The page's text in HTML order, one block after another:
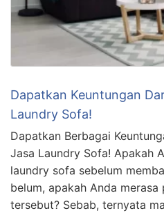
Dapatkan Keuntungan
Laundry Sofa!
Dapatkan Berbagai
Jasa Laundry Sofa! Apakah
laundry sofa sebelum
belum, apakah Anda
tersebut? Sebab, ternyata